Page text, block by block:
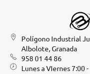
Polígono Industrial
Albolote, Granada
958 01 44 86
Lunes a VIernes 7:00